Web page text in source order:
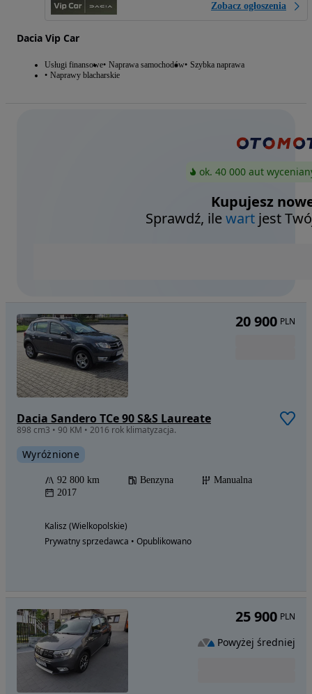
Zobacz ogłoszenia
Dacia Vip Car
Usługi finansowe Naprawa samochodów Szybka naprawa
Naprawy blacharskie
ok. 40 000 aut
Kupujesz
Sprawdź, ilewart jest
Dacia Sandero TCe 90 S&S Laureate
898 cm3 • 90 KM • 2016 rok klimatyzacja.
Wyróżnione
92 800 km Benzyna
Manualna
2017
Kalisz (Wielkopolskie)
Prywatny sprzedawca • Opublikowano
20 900 PLN
25 900 PLN
Powyżej średniej